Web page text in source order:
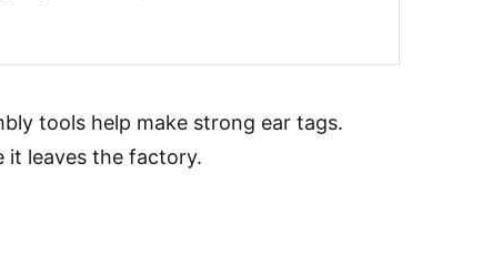
tools help make strong ear tags.
it leaves the factory.